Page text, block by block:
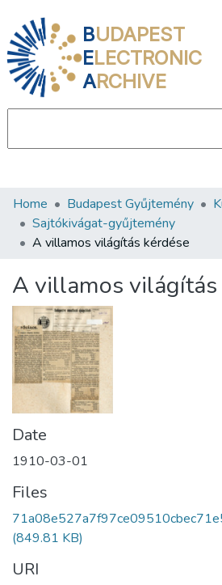
BUDAPEST
ELECTRONIC
ARCHIVE
Communities & Collections
All of DSpace
About us
Home Budapest Gyűjtemény
Sajtókivágat-gyűjtemény
A villamos világítás kérdése
A villamos világítás
Date
1910-03-01
Files
(849.81 KB)
URI